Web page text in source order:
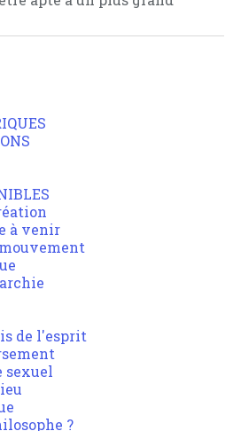
à venir
de l'esprit
sexuel
?